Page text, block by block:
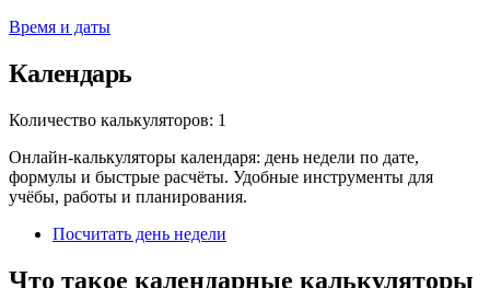
Время и даты
Календарь
Количество калькуляторов: 1
Онлайн-калькуляторы календаря: день недели по дате,
формулы и быстрые расчёты. Удобные инструменты для
учёбы, работы и планирования.
Посчитать день недели
Что такое календарные калькуляторы